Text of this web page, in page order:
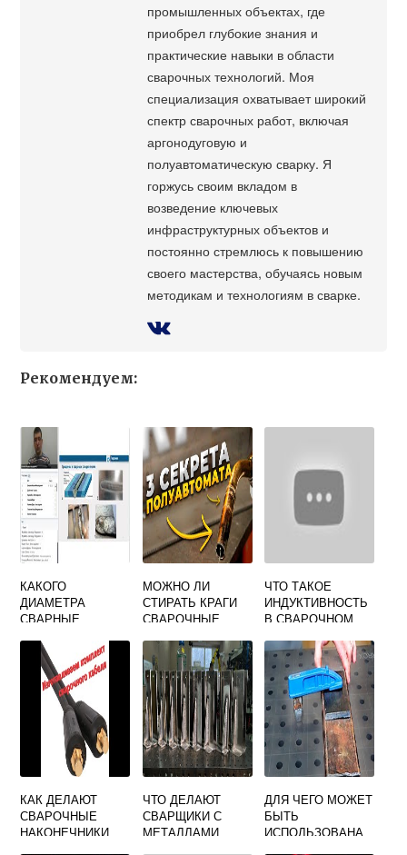
промышленных объектах, где
приобрел глубокие знания и
практические навыки в области
сварочных технологий. Моя
специализация охватывает широкий
спектр сварочных работ, включая
аргонодуговую и
полуавтоматическую сварку. Я
горжусь своим вкладом в
возведение ключевых
инфраструктурных объектов и
постоянно стремлюсь к повышению
своего мастерства, обучаясь новым
методикам и технологиям в сварке.
Рекомендуем:
КАКОГО
ДИАМЕТРА
СВАРНЫЕ
НЕДОПУСТИМЫМ
И ДЕФЕКТАМИ
РЕМОНТУ
СВАРКОЙ НЕ
ПОДЛЕЖАТ
МОЖНО ЛИ
СТИРАТЬ КРАГИ
СВАРОЧНЫЕ
ЧТО ТАКОЕ
ИНДУКТИВНОСТЬ
В СВАРОЧНОМ
КАК ДЕЛАЮТ
СВАРОЧНЫЕ
НАКОНЕЧНИКИ
ЧТО ДЕЛАЮТ
СВАРЩИКИ С
МЕТАЛЛАМИ
ДЛЯ ЧЕГО МОЖЕТ
БЫТЬ
ИСПОЛЬЗОВАНА